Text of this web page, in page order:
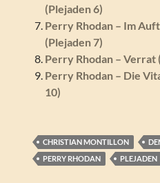
(Plejaden 6)
Perry Rhodan – Im
(Plejaden 7)
Perry Rhodan – Verrat
Perry Rhodan – Die
10)
CHRISTIAN MONTILLON
PERRY RHODAN
PLEJADEN